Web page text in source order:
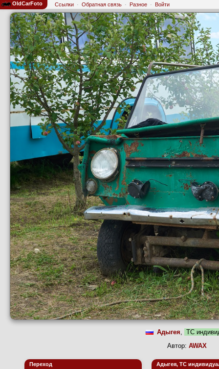
OldCarFoto Ссылки · Обратная связь · Разное · Войти
Адыгея, ТС
Автор: AWAX
Переход
Адыгея, ТС